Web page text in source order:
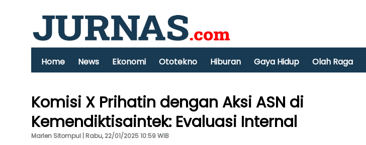
Home News Ekonomi Ototekno Hiburan Gaya Hidup Olah Raga
Komisi X Prihatin dengan Aksi ASN di
Kemendiktisaintek: Evaluasi Internal
Marlen Sitompul | Rabu, 22/01/2025 10:59 WIB